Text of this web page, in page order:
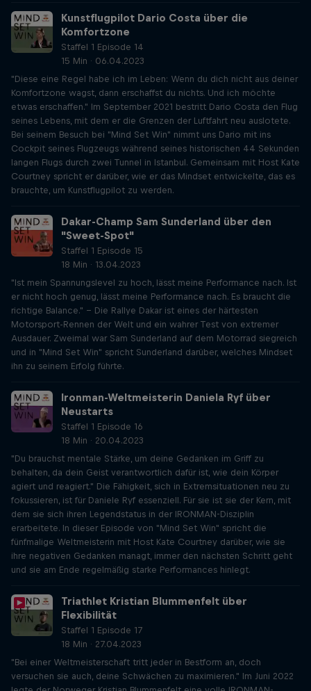
Kunstflugpilot Dario Costa über die
Komfortzone
Staffel 1 Episode 14
15 Min · 06.04.2023
"Diese eine Regel habe ich im Leben: Wenn du dich nicht aus deiner
Komfortzone wagst, dann erschaffst du nichts. Und ich möchte
etwas erschaffen." Im September 2021 bestritt Dario Costa den Flug
seines Lebens, mit dem er die Grenzen der Luftfahrt neu auslotete.
Bei seinem Besuch bei "Mind Set Win" nimmt uns Dario mit ins
Cockpit seines Flugzeugs während seines historischen 44 Sekunden
langen Flugs durch zwei Tunnel in Istanbul. Gemeinsam mit Host Kate
Courtney spricht er darüber, wie er das Mindset entwickelte, das es
brauchte, um Kunstflugpilot zu werden.
Dakar-Champ Sam Sunderland über den
"Sweet-Spot"
Staffel 1 Episode 15
18 Min · 13.04.2023
"Ist mein Spannungslevel zu hoch, lässt meine Performance nach. Ist
er nicht hoch genug, lässt meine Performance nach. Es braucht die
richtige Balance." - Die Rallye Dakar ist eines der härtesten
Motorsport-Rennen der Welt und ein wahrer Test von extremer
Ausdauer. Zweimal war Sam Sunderland auf dem Motorrad siegreich
und in "Mind Set Win" spricht Sunderland darüber, welches Mindset
ihn zu seinem Erfolg führte.
Ironman-Weltmeisterin Daniela Ryf über
Neustarts
Staffel 1 Episode 16
18 Min · 20.04.2023
"Du brauchst mentale Stärke, um deine Gedanken im Griff zu
behalten, da dein Geist verantwortlich dafür ist, wie dein Körper
agiert und reagiert." Die Fähigkeit, sich in Extremsituationen neu zu
fokussieren, ist für Daniele Ryf essenziell. Für sie ist sie der Kern, mit
dem sie sich ihren Legendstatus in der IRONMAN-Disziplin
erarbeitete. In dieser Episode von "Mind Set Win" spricht die
fünfmalige Weltmeisterin mit Host Kate Courtney darüber, wie sie
ihre negativen Gedanken managt, immer den nächsten Schritt geht
und sie am Ende regelmäßig starke Performances hinlegt.
Triathlet Kristian Blummenfelt über
Flexibilität
Staffel 1 Episode 17
18 Min · 27.04.2023
"Bei einer Weltmeisterschaft tritt jeder in Bestform an, doch
versuchen sie auch, deine Schwächen zu maximieren." Im Juni 2022